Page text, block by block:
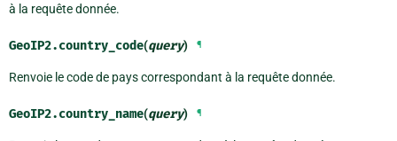
à la requête donnée.
GeoIP2.country_code(query) ¶
Renvoie le code de pays correspondant à la requête donnée.
GeoIP2.country_name(query) ¶